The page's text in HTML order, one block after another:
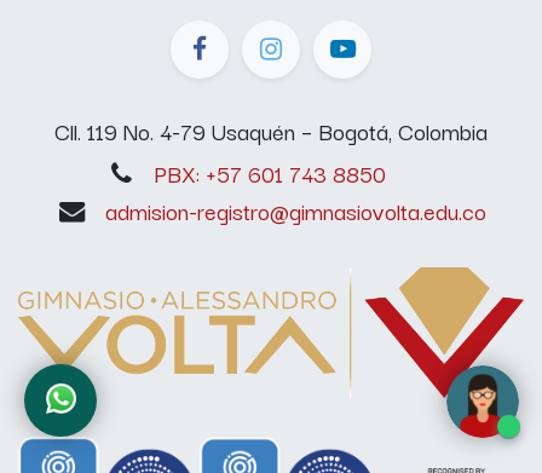
Cll. 119 No. 4-79 Usaquén – Bogotá, Colombia
PBX: +57 601 743 8850
admision-registro@gimnasiovolta.edu.co